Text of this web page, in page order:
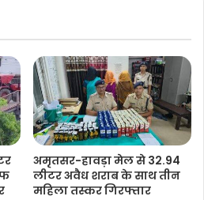
अमृतसर-हावड़ा मेल से 32.94
लीटर अवैध शराब के साथ तीन
महिला तस्कर गिरफ्तार